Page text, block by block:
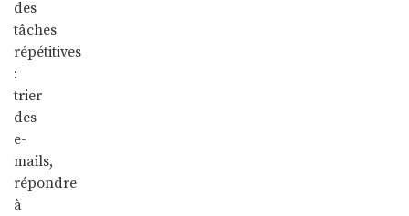
des
tâches
répétitives
:
trier
des
e-
mails,
répondre
à